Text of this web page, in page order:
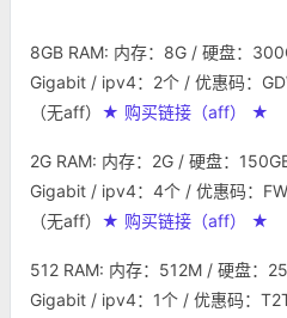
8GB RAM: 内存：8G / 硬盘：
Gigabit / ipv4：2个 / 优惠码：
（无aff） ★ 购买链接（aff） ★
2G RAM: 内存：2G / 硬盘：
Gigabit / ipv4：4个 / 优惠码：
（无aff） ★ 购买链接（aff） ★
512 RAM: 内存：512M / 硬盘：
Gigabit / ipv4：1个 / 优惠码：